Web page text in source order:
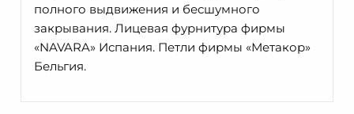
полного выдвижения и бесшумного
закрывания. Лицевая фурнитура фирмы
«NAVARA» Испания. Петли фирмы «Метакор»
Бельгия.